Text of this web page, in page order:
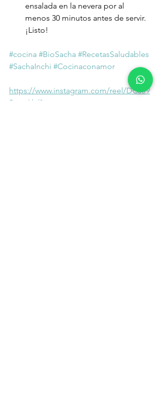
ensalada en la nevera por al
menos 30 minutos antes de servir.
¡Listo!
#cocina #BioSacha #RecetasSaludables
#SachaInchi #Cocinaconamor
https://www.instagram.com/reel/DCse9
PpxyAh/?